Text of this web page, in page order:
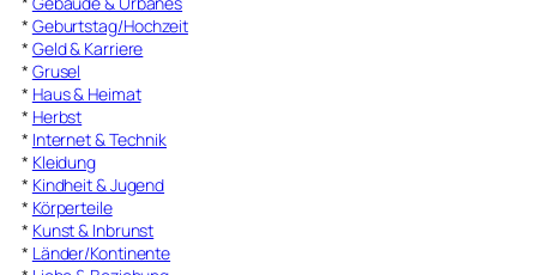
* Geburtstag/Hochzeit
* Geld & Karriere
* Grusel
* Haus & Heimat
* Herbst
* Internet & Technik
* Kleidung
* Kindheit & Jugend
* Körperteile
* Kunst & Inbrunst
* Länder/Kontinente